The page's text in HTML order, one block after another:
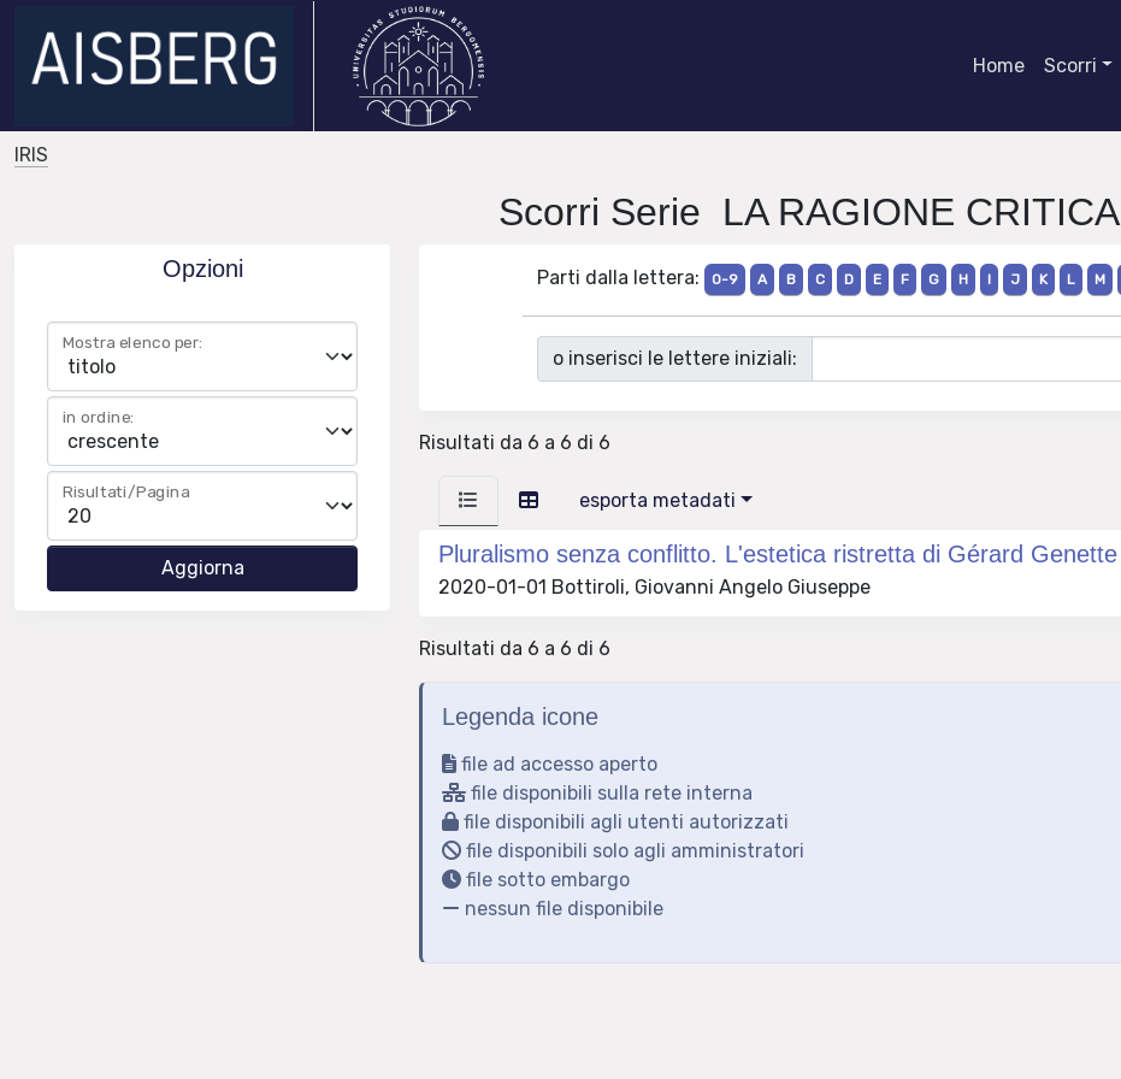
Home Scorri
IRIS
Scorri Serie LA RAGIONE CRITICA
Opzioni
Mostra elenco per:
in ordine:
Risultati/Pagina
Parti dalla lettera: 0-9 A B C D E F G H I J K L M
o inserisci le lettere iniziali:
Risultati da 6 a 6 di 6
esporta metadati
Pluralismo senza conflitto. L'estetica ristretta di Gérard Genette
2020-01-01 Bottiroli, Giovanni Angelo Giuseppe
Risultati da 6 a 6 di 6
Legenda icone
file ad accesso aperto
file disponibili sulla rete interna
file disponibili agli utenti autorizzati
file disponibili solo agli amministratori
file sotto embargo
nessun file disponibile